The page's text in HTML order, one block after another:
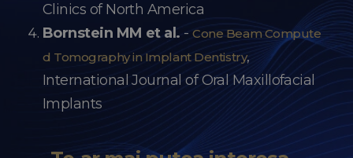
Clinics of North America
Bornstein MM et al. -Cone Beam Compute
d Tomography in Implant Dentistry,
International Journal of Oral Maxillofacial
Implants